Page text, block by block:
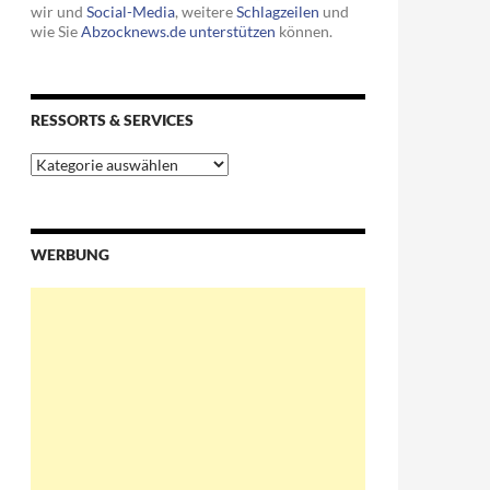
wir und Social-Media, weitereSchlagzeilen und
wie SieAbzocknews.de unterstützen können.
RESSORTS & SERVICES
Ressorts
&
WERBUNG